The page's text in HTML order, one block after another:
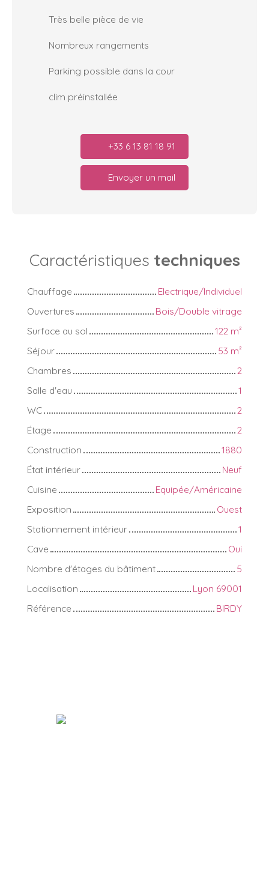
Très belle pièce de vie
Nombreux rangements
Parking possible dans la cour
clim préinstallée
+33 6 13 81 18 91
Envoyer un mail
Caractéristiques techniques
Chauffage
Electrique/Individuel
Ouvertures
Bois/Double vitrage
Surface au sol
122 m²
Séjour
53 m²
Chambres
2
Salle d'eau
1
WC
2
Étage
2
Construction
1880
État intérieur
Neuf
Cuisine
Equipée/Américaine
Exposition
Ouest
Stationnement intérieur
1
Cave
Oui
Nombre d'étages du bâtiment
5
Localisation
Lyon 69001
Référence
BIRDY